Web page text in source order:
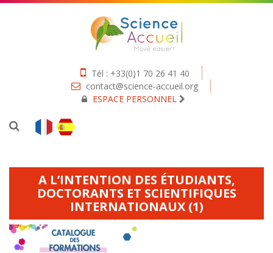
Tél : +33(0)1 70 26 41 40
contact@science-accueil.org
ESPACE PERSONNEL
A L’INTENTION DES ÉTUDIANTS,
DOCTORANTS ET SCIENTIFIQUES
INTERNATIONAUX (1)